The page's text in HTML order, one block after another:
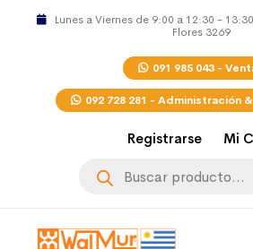
Lunes a Viernes de 9:00 a 12:30 -
Flores 3269
091 985 043 -
092 728 281 - Administración
Registrarse Mi